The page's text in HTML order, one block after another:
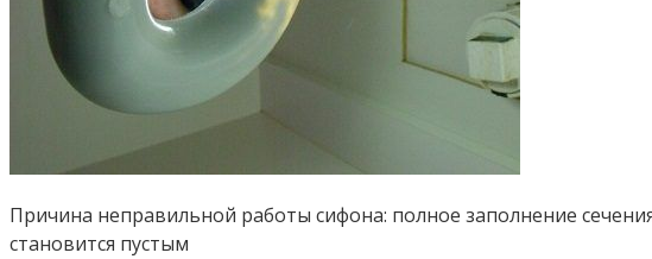
Причина неправильной работы сифона: полное заполнение
становится пустым